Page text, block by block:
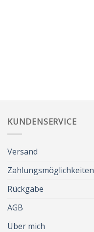
KUNDENSERVICE
Versand
Zahlungsmöglichkeiten
Rückgabe
AGB
Über mich